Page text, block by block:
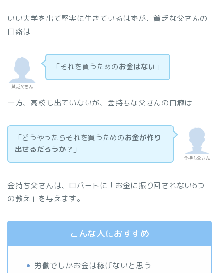
いい大学を出て堅実に生きているはずが、貧乏な父さんの
口癖は
貧乏父さん
「それを買うためのお金はない 」
一方、高校も出ていないが、金持ちな父さんの口癖は
金持ち父さん
「どうやったらそれを買うためのお金が作り
出せるだろうか？ 」
金持ち父さんは、ロバートに「お金に振り回されない6つ
の教え」を与えます。
こんな人におすすめ
労働でしかお金は稼げないと思う